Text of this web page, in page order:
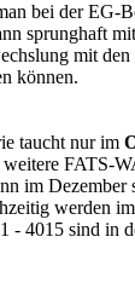
bei der EG-
sprunghaft
mit
können.
taucht nur im
FATS-
im Dezember
werden
- 4015 sind in